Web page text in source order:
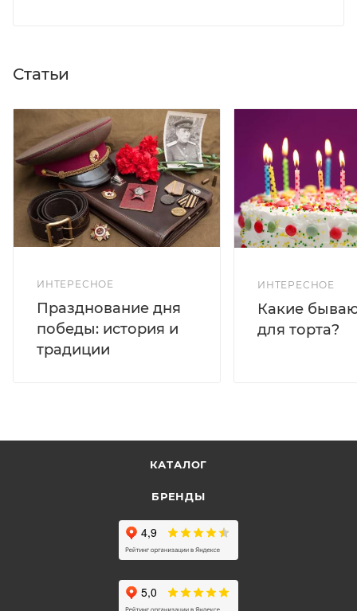
Статьи
ИНТЕРЕСНОЕ
Празднование дня
победы: история и
традиции
ИНТЕРЕСНОЕ
Какие
для торта?
КАТАЛОГ
БРЕНДЫ